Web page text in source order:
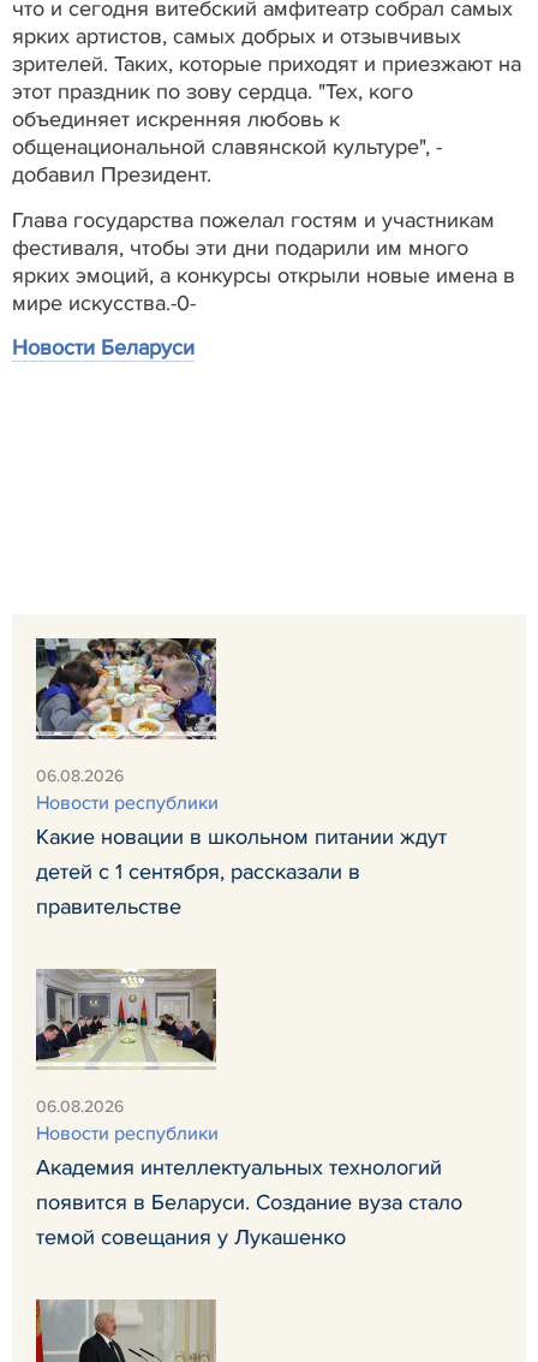
что и сегодня витебский амфитеатр собрал самых
ярких артистов, самых добрых и отзывчивых
зрителей. Таких, которые приходят и приезжают на
этот праздник по зову сердца. "Тех, кого
объединяет искренняя любовь к
общенациональной славянской культуре", -
добавил Президент.
Глава государства пожелал гостям и участникам
фестиваля, чтобы эти дни подарили им много
ярких эмоций, а конкурсы открыли новые имена в
мире искусства.-0-
Новости Беларуси
06.08.2026
Новости республики
Какие новации в школьном питании ждут
детей с 1 сентября, рассказали в
правительстве
06.08.2026
Новости республики
Академия интеллектуальных технологий
появится в Беларуси. Создание вуза стало
темой совещания у Лукашенко